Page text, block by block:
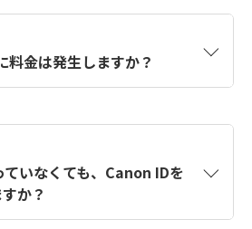
から取得します。アカウントを
るように、この情報を使用して
フォームを入力します。
金は発生しますか？
いなくても、Canon IDを
か？